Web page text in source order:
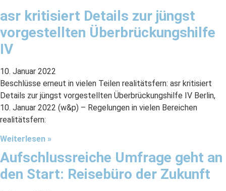
asr kritisiert Details zur jüngst
vorgestellten Überbrückungshilfe
IV
10. Januar 2022
Beschlüsse erneut in vielen Teilen realitätsfern: asr kritisiert
Details zur jüngst vorgestellten Überbrückungshilfe IV Berlin,
10. Januar 2022 (w&p) – Regelungen in vielen Bereichen
realitätsfern:
Weiterlesen »
Aufschlussreiche Umfrage geht an
den Start: Reisebüro der Zukunft